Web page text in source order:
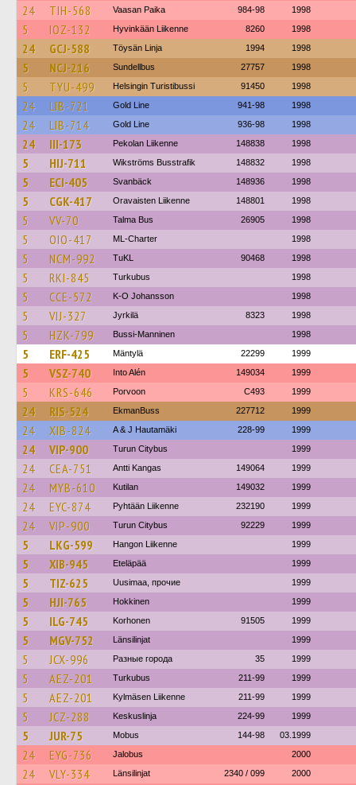
24 TIH-568 Vaasan Paika 984-98 1998
5 IOZ-132 Hyvinkään Liikenne 8260 1998
24 GCJ-588 Töysän Linja 1994 1998
5 NCJ-216 Sundellbus 27757 1998
5 TYU-499 Helsingin Turistibussi 91450 1998
24 LIB-721 Gold Line 941-98 1998
24 LIB-714 Gold Line 936-98 1998
24 III-173 Pekolan Liikenne 148838 1998
5 HIJ-711 Wikströms Busstrafik 148832 1998
5 ECI-405 Svanbäck 148936 1998
5 CGK-417 Oravaisten Liikenne 148801 1998
5 VV-70 Talma Bus 26905 1998
5 OIO-417 ML-Charter 1998
5 NCM-992 TuKL 90468 1998
5 RKI-845 Turkubus 1998
5 CCE-572 K-O Johansson 1998
5 VIJ-327 Jyrkilä 8323 1998
5 HZK-799 Bussi-Manninen 1998
5 ERF-425 Mäntylä 22299 1999
5 VSZ-740 Into Alén 149034 1999
5 KRS-646 Porvoon C493 1999
24 RIS-524 EkmanBuss 227712 1999
24 XIB-824 A & J Hautamäki 228-99 1999
24 VIP-900 Turun Citybus 1999
24 CEA-751 Antti Kangas 149064 1999
24 MYB-610 Kutilan 149032 1999
24 EYC-874 Pyhtään Liikenne 232190 1999
24 VIP-900 Turun Citybus 92229 1999
5 LKG-599 Hangon Liikenne 1999
5 XIB-945 Eteläpää 1999
5 TIZ-625 Uusimaa, прочие 1999
5 HJI-765 Hokkinen 1999
5 ILG-745 Korhonen 91505 1999
5 MGV-752 Länsilinjat 1999
5 JCX-996 Разные города 35 1999
5 AEZ-201 Turkubus 211-99 1999
5 AEZ-201 Kylmäsen Liikenne 211-99 1999
5 JCZ-288 Keskuslinja 224-99 1999
5 JUR-75 Mobus 144-98 03.1999
24 EYG-736 Jalobus 2000
24 VLY-334 Länsilinjat 2340 / 099 2000